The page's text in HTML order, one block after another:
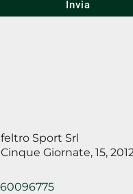
Sport Srl
Giornate, 15,